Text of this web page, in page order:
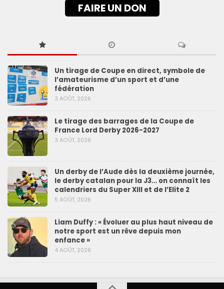
FAIRE UN DON
Un tirage de Coupe en direct, symbole de
l’amateurisme d’un sport et d’une
fédération
3 AOÛT, 2026
Le tirage des barrages de la Coupe de
France Lord Derby 2026-2027
3 AOÛT, 2026
Un derby de l’Aude dès la deuxième journée,
le derby catalan pour la J3… on connaît les
calendriers du Super XIII et de l’Elite 2
5 AOÛT, 2026
Liam Duffy : « Évoluer au plus haut niveau de
notre sport est un rêve depuis mon
enfance »
4 AOÛT, 2026